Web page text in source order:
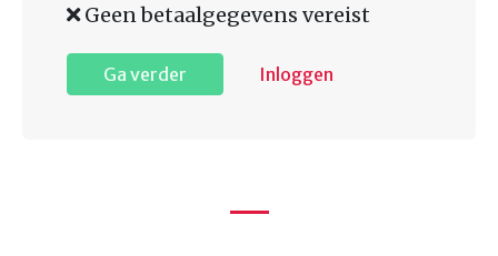
Geen betaalgegevens vereist
Ga verder Inloggen